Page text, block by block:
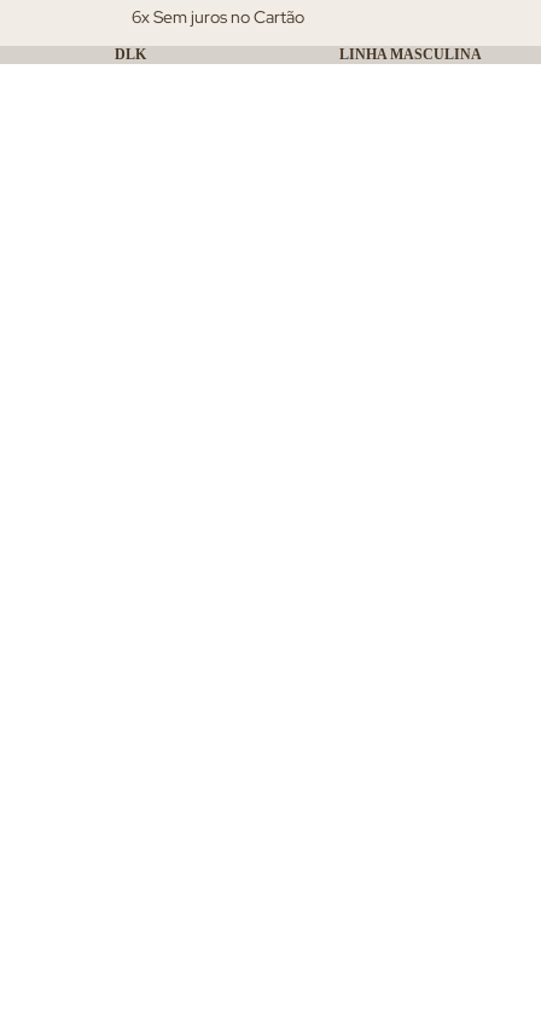
DLK LINHA MASCULINA
6x Sem juros no Cartão